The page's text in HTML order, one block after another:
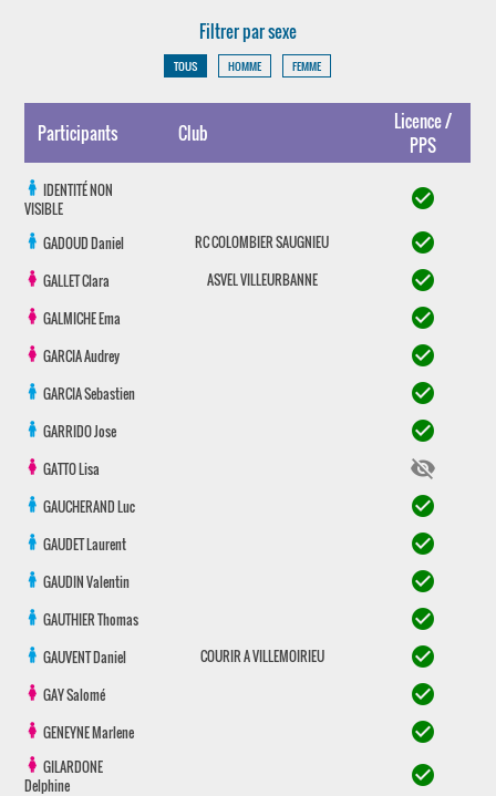
Filtrer par sexe
TOUS HOMME FEMME
Participants Club
Licence /
PPS
IDENTITÉ NON
VISIBLE
check_circle
GADOUDDaniel RC COLOMBIER SAUGNIEU check_circle
GALLETClara ASVEL VILLEURBANNE check_circle
GALMICHEEma check_circle
GARCIAAudrey check_circle
GARCIASebastien check_circle
GARRIDOJose check_circle
GATTOLisa visibility_off
GAUCHERANDLuc check_circle
GAUDETLaurent check_circle
GAUDINValentin check_circle
GAUTHIERThomas check_circle
GAUVENTDaniel COURIR A VILLEMOIRIEU check_circle
GAYSalomé check_circle
GENEYNEMarlene check_circle
GILARDONE
Delphine
check_circle